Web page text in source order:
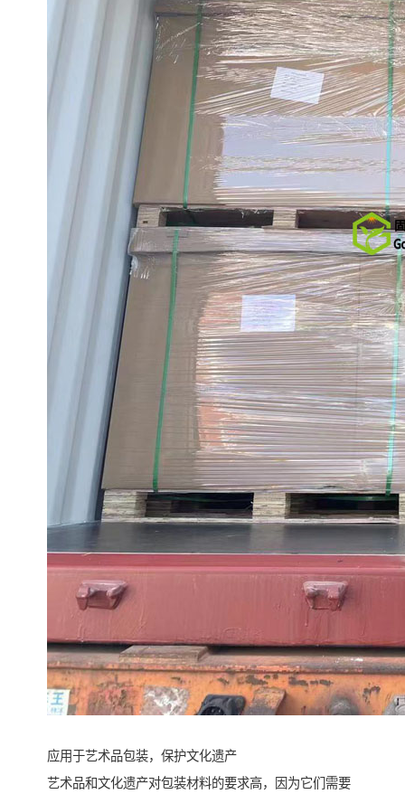
应用于艺术品包装，保护文化遗产
艺术品和文化遗产对包装材料的要求高，因为它们需要